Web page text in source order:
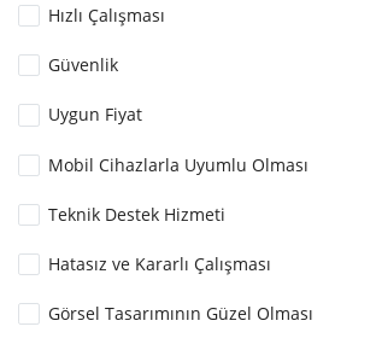
Hızlı Çalışması
Güvenlik
Uygun Fiyat
Mobil Cihazlarla Uyumlu Olması
Teknik Destek Hizmeti
Hatasız ve Kararlı Çalışması
Görsel Tasarımının Güzel Olması